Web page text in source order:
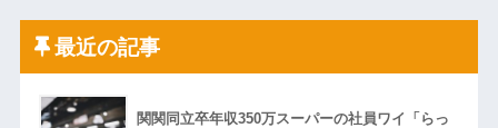
最近の記事
関関同立卒年収350万スーパーの社員ワイ「らっ